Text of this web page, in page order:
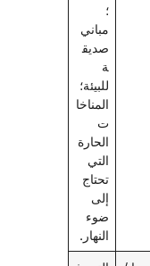
؛
مباني
صديق
ة
للبيئة؛
المناخا
ت
الحارة
التي
تحتاج
إلى
ضوء
النهار.